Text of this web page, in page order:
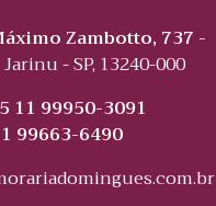
Zambotto, 737 -
- SP, 13240-000
11 99950-3091
99663-6490